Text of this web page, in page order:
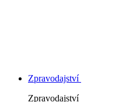
Zpravodajství
Zpravodajství